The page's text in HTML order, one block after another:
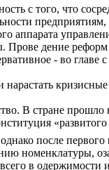
с того, что
предприятиям,
дение
- во
В стране
после
номенклатуры,
в одержимости